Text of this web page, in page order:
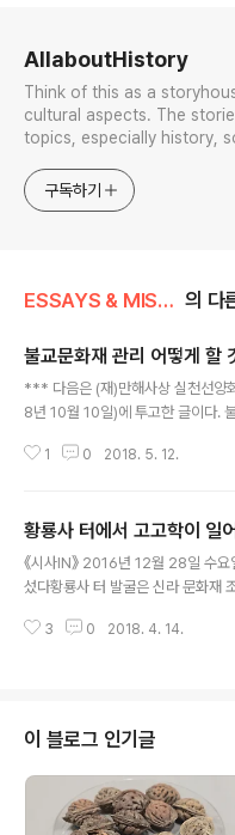
AllaboutHistory
Think of this as a
cultural aspects. The
topics, especially history,
approach will be to resist
generalized viewpoint
구독하기
ESSAYS & MISCELLANIES 의 다
불교문화재 관리 어떻게 할
*** 다음은 (재)만해사상 실천선양
8년 10월 10일)에 투고한 글이다.
잘못된 진단과 처방 이 글을 쓰는 7
저 광물질 조사단 구성, 운영과 국민
비롯한 독도 관광상품 개발 등의 ‘
의되었다고 한다. 나아가 당ㆍ정은
1 0 2018. 5. 12.
황룡사 터에서 고고학이 일
《시사IN》 2016년 12월 28일 수
섰다황룡사 터 발굴은 신라 문화재
황룡사 터 발굴 작업에 참여했던 인
에 새로운 대궐을 지으려 했다. 돌연
꿔 건설했다. 세월이 흘러 선덕여
사..
3 0 2018. 4. 14.
이 블로그 인기글